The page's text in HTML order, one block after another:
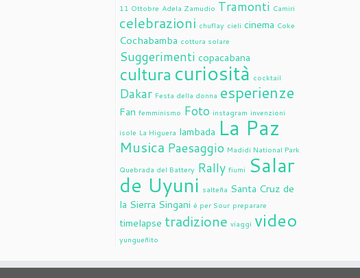
11 Ottobre Adela Zamudio Tramonti Camiri
celebrazioni chuflay cieli cinema Coke
Cochabamba cottura solare
Suggerimenti copacabana
cultura curiosità cocktail
Dakar Festa della donna esperienze
Fan femminismo Foto instagram invenzioni
isole La Higuera lambada La Paz
Musica Paesaggio Madidi National Park
Quebrada del Battery Rally fiumi Salar
de Uyuni salteña Santa Cruz de
la Sierra Singani è per Sour preparare
timelapse tradizione viaggi video
yungueñito